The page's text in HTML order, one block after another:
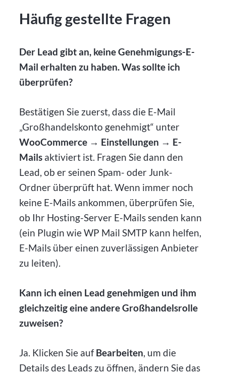
Häufig gestellte Fragen
Der Lead gibt an, keine Genehmigungs-E-
Mail erhalten zu haben. Was sollte ich
überprüfen?
Bestätigen Sie zuerst, dass die E-Mail
„Großhandelskonto genehmigt“ unter
WooCommerce → Einstellungen → E-
Mails aktiviert ist. Fragen Sie dann den
Lead, ob er seinen Spam- oder Junk-
Ordner überprüft hat. Wenn immer noch
keine E-Mails ankommen, überprüfen Sie,
ob Ihr Hosting-Server E-Mails senden kann
(ein Plugin wie WP Mail SMTP kann helfen,
E-Mails über einen zuverlässigen Anbieter
zu leiten).
Kann ich einen Lead genehmigen und ihm
gleichzeitig eine andere Großhandelsrolle
zuweisen?
Ja. Klicken Sie aufBearbeiten, um die
Details des Leads zu öffnen, ändern Sie das